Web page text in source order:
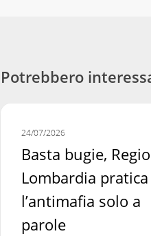
Potrebbero
bugie,
Regione
pratica
l’antimafia
24/07/2026
Basta bugie,
Lombardia pratica
l’antimafia solo a
parole